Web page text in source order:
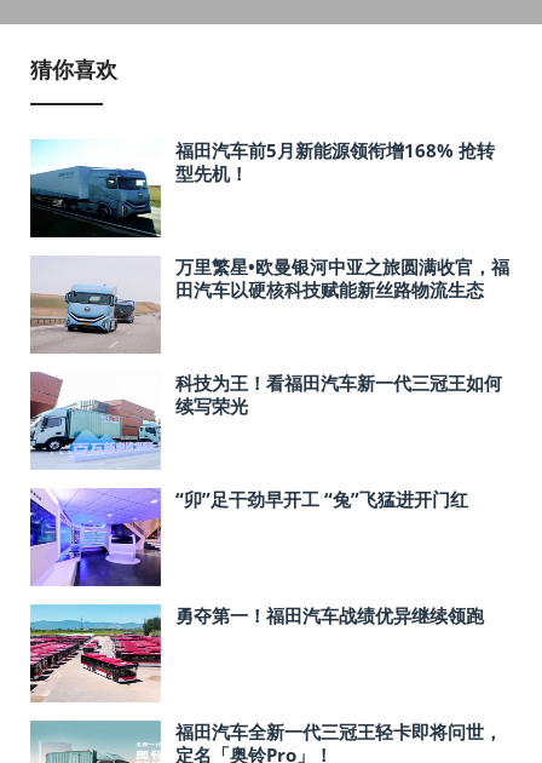
猜你喜欢
福田汽车前5月新能源领衔增168% 抢转
型先机！
万里繁星•欧曼银河中亚之旅圆满收官，福
田汽车以硬核科技赋能新丝路物流生态
科技为王！看福田汽车新一代三冠王如何
续写荣光
“卯”足干劲早开工 “兔”飞猛进开门红
勇夺第一！福田汽车战绩优异继续领跑
福田汽车全新一代三冠王轻卡即将问世，
定名「奥铃Pro」！